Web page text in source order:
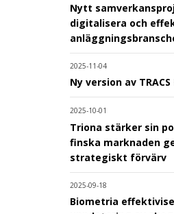
Nytt
digitalisera och
2025-11-04
Ny version av TRACS
2025-10-01
Triona stärker sin
finska marknaden
strategiskt förvärv
2025-09-18
Biometria